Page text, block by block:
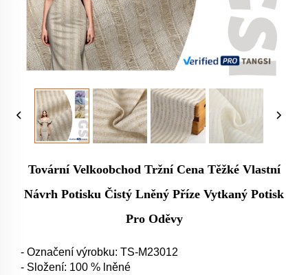
Tovární Velkoobchod Tržní Cena Těžké Vlastní
Návrh Potisku Čistý Lněný Příze Vytkaný Potisk
Pro Oděvy
- Označení výrobku: TS-M23012
- Složení: 100 % lněné